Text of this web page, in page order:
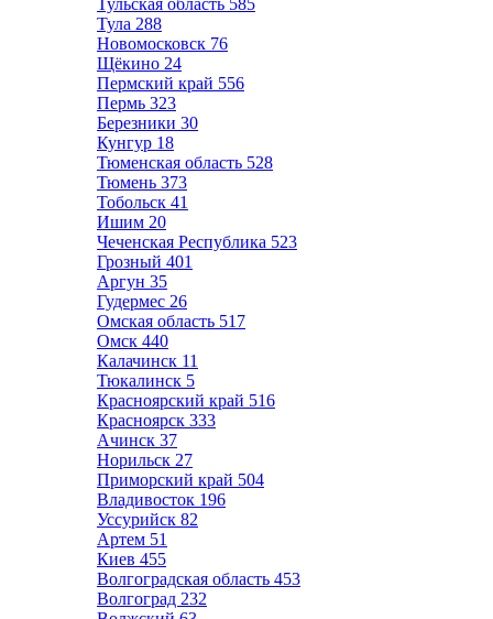
Тульская область 585
Тула 288
Новомосковск 76
Щёкино 24
Пермский край 556
Пермь 323
Березники 30
Кунгур 18
Тюменская область 528
Тюмень 373
Тобольск 41
Ишим 20
Чеченская Республика 523
Грозный 401
Аргун 35
Гудермес 26
Омская область 517
Омск 440
Калачинск 11
Тюкалинск 5
Красноярский край 516
Красноярск 333
Ачинск 37
Норильск 27
Приморский край 504
Владивосток 196
Уссурийск 82
Артем 51
Киев 455
Волгоградская область 453
Волгоград 232